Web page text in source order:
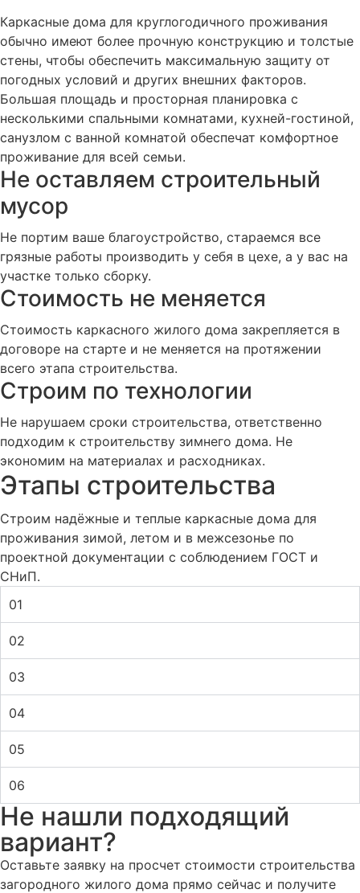
Каркасные дома для круглогодичного проживания
обычно имеют более прочную конструкцию и толстые
стены, чтобы обеспечить максимальную защиту от
погодных условий и других внешних факторов.
Большая площадь и просторная планировка с
несколькими спальными комнатами, кухней-гостиной,
санузлом с ванной комнатой обеспечат комфортное
проживание для всей семьи.
Не оставляем строительный
мусор
Не портим ваше благоустройство, стараемся все
грязные работы производить у себя в цехе, а у вас на
участке только сборку.
Стоимость не меняется
Стоимость каркасного жилого дома закрепляется в
договоре на старте и не меняется на протяжении
всего этапа строительства.
Строим по технологии
Не нарушаем сроки строительства, ответственно
подходим к строительству зимнего дома. Не
экономим на материалах и расходниках.
Этапы строительства
Строим надёжные и теплые каркасные дома для
проживания зимой, летом и в межсезонье по
проектной документации с соблюдением ГОСТ и
СНиП.
01
02
03
04
05
06
Не нашли подходящий
вариант?
Оставьте заявку на просчет стоимости строительства
загородного жилого дома прямо сейчас и получите